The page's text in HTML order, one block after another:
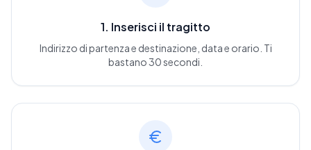
1. Inserisci il tragitto
Indirizzo di partenza e destinazione, data e orario. Ti
bastano 30 secondi.